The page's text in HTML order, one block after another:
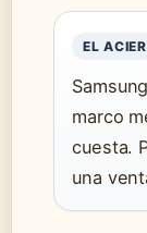
EL
marco
cuesta.
una